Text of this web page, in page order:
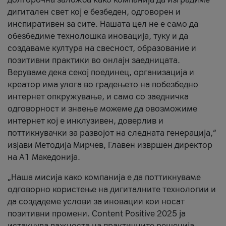
дигитален свет кој е безбеден, одговорен и
инспиративен за сите. Нашата цел не е само да
обезбедиме технолошка иновација, туку и да
создаваме култура на свесност, образование и
позитивни практики во онлајн заедницата.
Веруваме дека секој поединец, организација и
креатор има улога во градењето на побезбедно
интернет опкружување, и само со заедничка
одговорност и знаење можеме да овозможиме
интернет кој е инклузивен, доверлив и
поттикнувачки за развојот на следната генерација,“
изјави Методија Мирчев, Главен извршен директор
на А1 Македонија.
„Наша мисија како компанија е да поттикнуваме
одговорно користење на дигиталните технологии и
да создадеме услови за иновации кои носат
позитивни промени. Content Positive 2025 ја